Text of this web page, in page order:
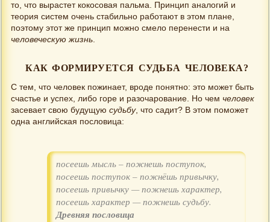
то, что вырастет кокосовая пальма. Принцип аналогий и
теория систем очень стабильно работают в этом плане,
поэтому этот же принцип можно смело перенести и на
человеческую жизнь.
КАК ФОРМИРУЕТСЯ СУДЬБА ЧЕЛОВЕКА?
С тем, что человек пожинает, вроде понятно: это может быть
счастье и успех, либо горе и разочарование. Но чем человек
засевает свою будущую судьбу, что садит? В этом поможет
одна английская пословица:
посеешь мысль – пожнешь поступок,
посеешь поступок – пожнёшь привычку,
посеешь привычку — пожнешь характер,
посеешь характер — пожнешь судьбу.
Древняя пословица